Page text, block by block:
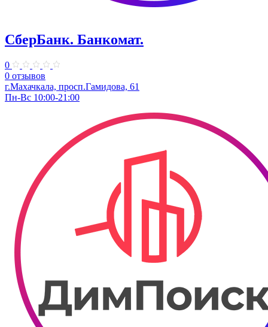
СберБанк. ​Банкомат.
0
0 отзывов
г.Махачкала, просп.Гамидова, 61
Пн-Вс 10:00-21:00